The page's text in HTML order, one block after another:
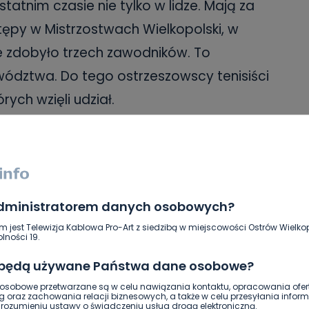
danych osobowych?
jest Telewizja Kablowa Pro-Art z siedzibą w miejscowości Ostrów
19.
używane Państwa dane osobowe?
przetwarzane są w celu nawiązania kontaktu, opracowania
oraz zachowania relacji biznesowych, a także w celu przesyłania
ustawy o świadczeniu usług drogą elektroniczną.
czasie nie tylko w lidze. Mają za
w Mistrzostwach Wielkopolski, w
trzech zawodników. To
Do tego ostrzeszowscy tenisiści
wzięli udział.
trójka to byli zawodnicy UKS-u
Adrian Spychała, Damian Wenderlich
wygrali turniej deblowy, a Adrian
z zespołu Stella „Niechan”’
– wylicza Jarosław Krzywaźnia.
u w województwie. Klub zdobył w
już 25 medali w ciągu ostatnich 5